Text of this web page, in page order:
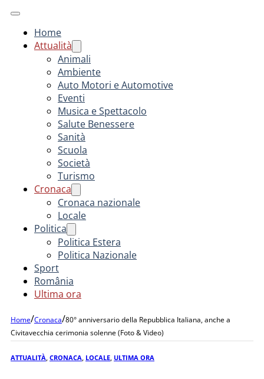
Home
Attualità
Animali
Ambiente
Auto Motori e Automotive
Eventi
Musica e Spettacolo
Salute Benessere
Sanità
Scuola
Società
Turismo
Cronaca
Cronaca nazionale
Locale
Politica
Politica Estera
Politica Nazionale
Sport
România
Ultima ora
Home/Cronaca/80° anniversario della Repubblica Italiana, anche a
Civitavecchia cerimonia solenne (Foto & Video)
ATTUALITÀ CRONACA LOCALE ULTIMA ORA